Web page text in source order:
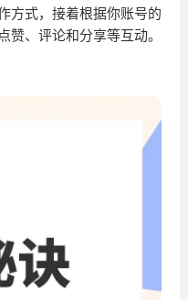
方式，接着根据你账号的
赞、评论和分享等互动。